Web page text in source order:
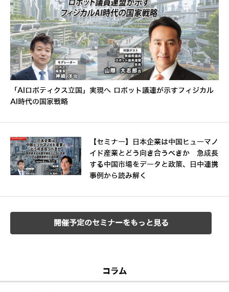
「AIロボティクス立国」実現へ ロボット議連が示すフィジカル
AI時代の国家戦略
【セミナー】日本企業は中国ヒューマノ
イド産業とどう向き合うべきか 急成長
する中国市場をデータと政策、日中連携
事例から読み解く
開催予定のセミナーをもっと見る
コラム